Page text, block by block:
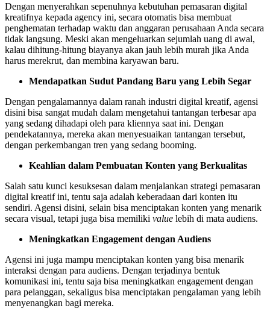
Dengan menyerahkan sepenuhnya kebutuhan pemasaran digital
kreatifnya kepada agency ini, secara otomatis bisa membuat
penghematan terhadap waktu dan anggaran perusahaan Anda secara
tidak langsung. Meski akan mengeluarkan sejumlah uang di awal,
kalau dihitung-hitung biayanya akan jauh lebih murah jika Anda
harus merekrut, dan membina karyawan baru.
Mendapatkan Sudut Pandang Baru yang Lebih Segar
Dengan pengalamannya dalam ranah industri digital kreatif, agensi
disini bisa sangat mudah dalam mengetahui tantangan terbesar apa
yang sedang dihadapi oleh para kliennya saat ini. Dengan
pendekatannya, mereka akan menyesuaikan tantangan tersebut,
dengan perkembangan tren yang sedang booming.
Keahlian dalam Pembuatan Konten yang Berkualitas
Salah satu kunci kesuksesan dalam menjalankan strategi pemasaran
digital kreatif ini, tentu saja adalah keberadaan dari konten itu
sendiri. Agensi disini, selain bisa menciptakan konten yang menarik
secara visual, tetapi juga bisa memiliki value lebih di mata audiens.
Meningkatkan Engagement dengan Audiens
Agensi ini juga mampu menciptakan konten yang bisa menarik
interaksi dengan para audiens. Dengan terjadinya bentuk
komunikasi ini, tentu saja bisa meningkatkan engagement dengan
para pelanggan, sekaligus bisa menciptakan pengalaman yang lebih
menyenangkan bagi mereka.